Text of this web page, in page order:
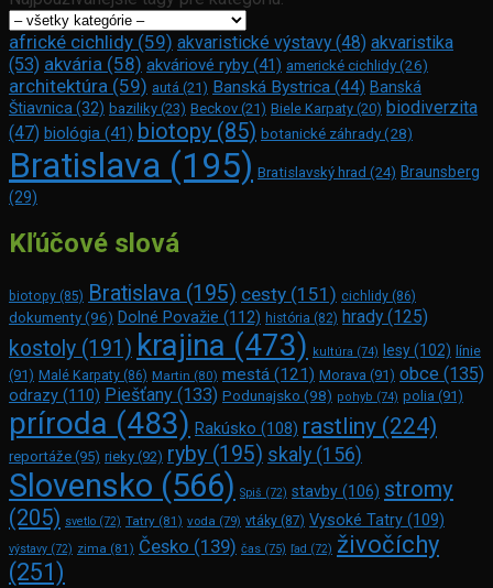
africké cichlidy (59) akvaristické výstavy (48) akvaristika
(53) akvária (58) akváriové ryby (41) americké cichlidy (26)
architektúra (59) autá (21) Banská Bystrica (44) Banská
Štiavnica (32) baziliky (23) Beckov (21) Biele Karpaty (20) biodiverzita
(47) biológia (41) biotopy (85) botanické záhrady(28)
Bratislava (195) Bratislavský hrad (24) Braunsberg
(29)
Kľúčové slová
biotopy (85) Bratislava (195) cesty (151) cichlidy (86)
dokumenty (96) Dolné Považie (112) história (82) hrady (125)
kostoly (191) krajina (473) kultúra (74) lesy(102) línie
(91) Malé Karpaty (86) Martin (80) mestá (121) Morava (91) obce (135)
odrazy (110) Piešťany (133) Podunajsko (98) pohyb (74) polia (91)
príroda (483) Rakúsko (108) rastliny (224)
reportáže (95) rieky (92) ryby (195) skaly (156)
Slovensko (566) Spiš (72) stavby (106) stromy
(205) svetlo (72) Tatry (81) voda (79) vtáky (87) Vysoké Tatry (109)
výstavy (72) zima (81) Česko (139) čas (75) ľad (72) živočíchy
(251)